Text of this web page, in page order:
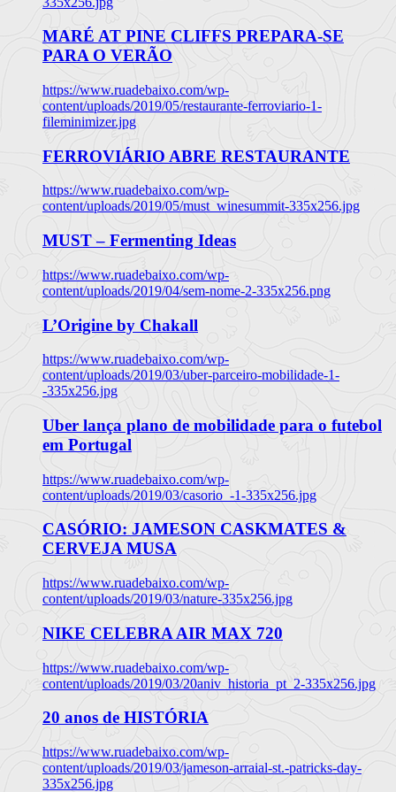
MARÉ AT PINE CLIFFS PREPARA-SE
PARA O VERÃO
https://www.ruadebaixo.com/wp-
content/uploads/2019/05/restaurante-ferroviario-1-
fileminimizer.jpg
FERROVIÁRIO ABRE RESTAURANTE
https://www.ruadebaixo.com/wp-
content/uploads/2019/05/must_winesummit-335x256.jpg
MUST – Fermenting Ideas
https://www.ruadebaixo.com/wp-
content/uploads/2019/04/sem-nome-2-335x256.png
L’Origine by Chakall
https://www.ruadebaixo.com/wp-
content/uploads/2019/03/uber-parceiro-mobilidade-1-
-335x256.jpg
Uber lança plano de mobilidade para o futebol
em Portugal
https://www.ruadebaixo.com/wp-
content/uploads/2019/03/casorio_-1-335x256.jpg
CASÓRIO: JAMESON CASKMATES &
CERVEJA MUSA
https://www.ruadebaixo.com/wp-
content/uploads/2019/03/nature-335x256.jpg
NIKE CELEBRA AIR MAX 720
https://www.ruadebaixo.com/wp-
content/uploads/2019/03/20aniv_historia_pt_2-335x256.jpg
20 anos de HISTÓRIA
https://www.ruadebaixo.com/wp-
content/uploads/2019/03/jameson-arraial-st.-patricks-day-
335x256.jpg